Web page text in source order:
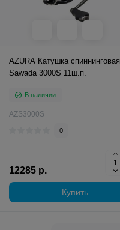
AZURA Катушка спиннинговая
Sawada 3000S 11ш.п.
В наличии
AZS3000S
0
12285 р.
Купить